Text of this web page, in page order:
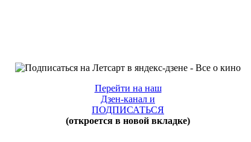
Перейти на наш
Дзен-канал и
ПОДПИСАТЬСЯ
(откроется в новой вкладке)